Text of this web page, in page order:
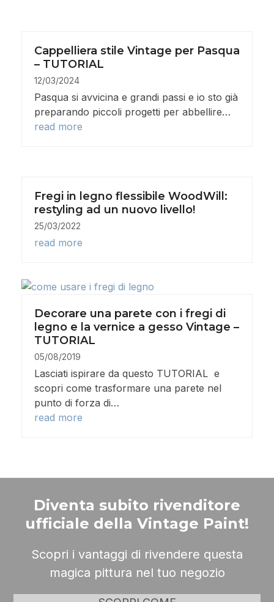
Cappelliera stile Vintage per Pasqua
– TUTORIAL
12/03/2024
Pasqua si avvicina e grandi passi e io sto già
preparando piccoli progetti per abbellire…
read more
Fregi in legno flessibile WoodWill:
restyling ad un nuovo livello!
25/03/2022
read more
Decorare una parete con i fregi di
legno e la vernice a gesso Vintage –
TUTORIAL
05/08/2019
Lasciati ispirare da questo TUTORIAL e
scopri come trasformare una parete nel
punto di forza di…
read more
Diventa subito rivenditore
ufficiale della Vintage Paint!
Scopri i vantaggi di rivendere questa
magica pittura nel tuo negozio